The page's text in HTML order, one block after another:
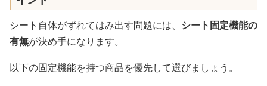
シート自体がずれてはみ出す問題には、 シート固定機能の
有無が決め手になります。
以下の固定機能を持つ商品を優先して選びましょう。